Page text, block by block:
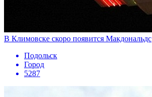
В Климовске скоро появится Макдональдс
Подольск
Город
5287